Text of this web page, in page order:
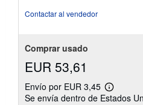
Contactar al vendedor
Comprar usado
EUR 53,61
Envío por EUR 3,45
Más
Se envía dentro de Estados